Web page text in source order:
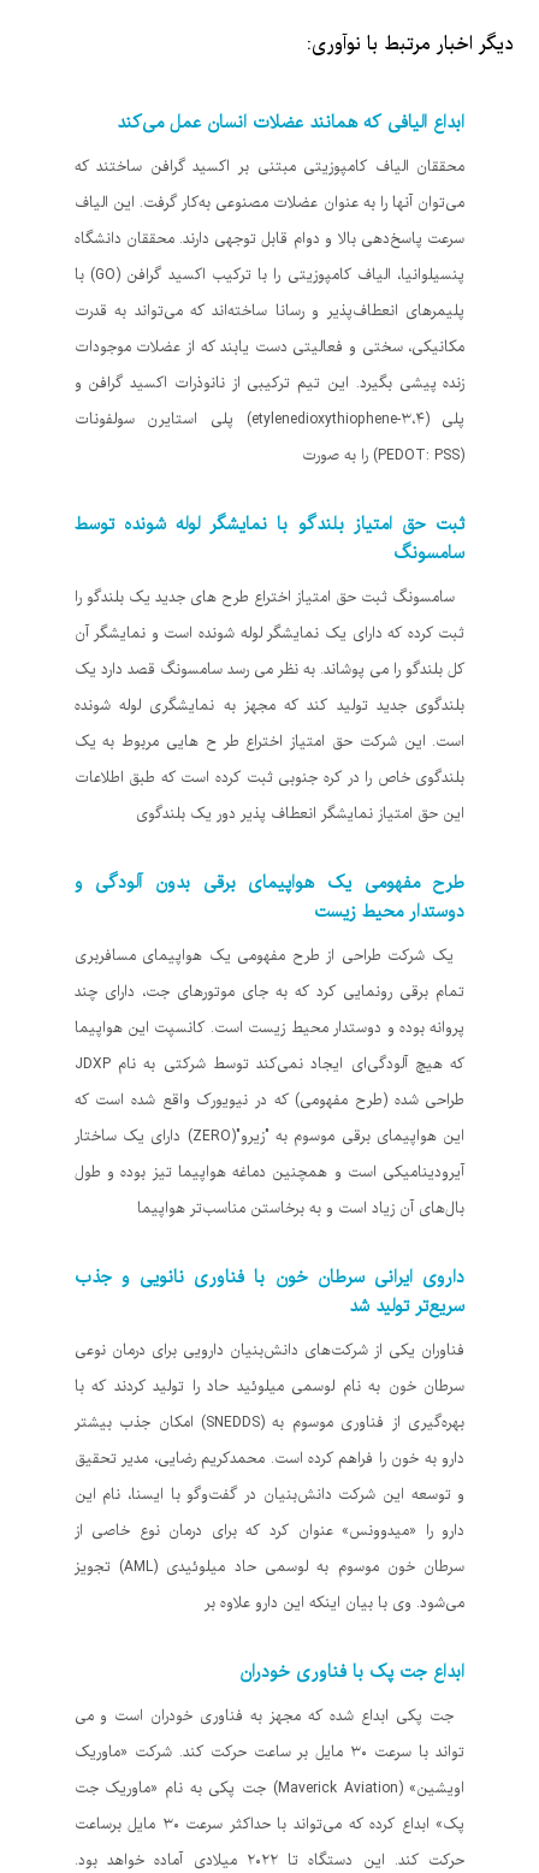
دیگر اخبار مرتبط با نوآوری:
ابداع الیافی که همانند عضلات انسان عمل می‌کند
محققان الیاف کامپوزیتی مبتنی بر اکسید گرافن ساختند که
می‌توان آنها را به عنوان عضلات مصنوعی به‌کار گرفت. این الیاف
سرعت پاسخ‌دهی بالا و دوام قابل توجهی دارند. محققان دانشگاه
پنسیلوانیا، الیاف کامپوزیتی را با ترکیب اکسید گرافن (GO) با
پلیمرهای انعطاف‌پذیر و رسانا ساخته‌اند که می‌تواند به قدرت
مکانیکی، سختی و فعالیتی دست یابند که از عضلات موجودات
زنده پیشی بگیرد. این تیم ترکیبی از نانوذرات اکسید گرافن و
پلی (۳،۴-etylenedioxythiophene) پلی استایرن سولفونات
(PEDOT: PSS) را به صورت
ثبت حق امتیاز بلندگو با نمایشگر لوله شونده توسط
سامسونگ
سامسونگ ثبت حق امتیاز اختراع طرح های جدید یک بلندگو را
ثبت کرده که دارای یک نمایشگر لوله شونده است و نمایشگر آن
کل بلندگو را می پوشاند. به نظر می رسد سامسونگ قصد دارد یک
بلندگوی جدید تولید کند که مجهز به نمایشگری لوله شونده
است. این شرکت حق امتیاز اختراع طر ح هایی مربوط به یک
بلندگوی خاص را در کره جنوبی ثبت کرده است که طبق اطلاعات
این حق امتیاز نمایشگر انعطاف پذیر دور یک بلندگوی
طرح مفهومی یک هواپیمای برقی بدون آلودگی و
دوستدار محیط زیست
یک شرکت طراحی از طرح مفهومی یک هواپیمای مسافربری
تمام برقی رونمایی کرد که به جای موتورهای جت، دارای چند
پروانه بوده و دوستدار محیط زیست است. کانسپت این هواپیما
که هیچ آلودگی‌ای ایجاد نمی‌کند توسط شرکتی به نام JDXP
طراحی شده (طرح مفهومی) که در نیویورک واقع شده است که
این هواپیمای برقی موسوم به "زیرو"(ZERO) دارای یک ساختار
آیرودینامیکی است و همچنین دماغه هواپیما تیز بوده و طول
بال‌های آن زیاد است و به برخاستن مناسب‌تر هواپیما
داروی ایرانی سرطان خون با فناوری نانویی و جذب
سریع‌تر تولید شد
فناوران یکی از شرکت‌های دانش‌بنیان دارویی برای درمان نوعی
سرطان خون به نام لوسمی میلوئید حاد را تولید کردند که با
بهره‌گیری از فناوری موسوم به (SNEDDS) امکان جذب بیشتر
دارو به خون را فراهم کرده است. محمدکریم رضایی، مدیر تحقیق
و توسعه این شرکت دانش‌بنیان در گفت‌وگو با ایسنا، نام این
دارو را «میدوونس» عنوان کرد که برای درمان نوع خاصی از
سرطان خون موسوم به لوسمی حاد میلوئیدی (AML) تجویز
می‌شود. وی با بیان اینکه این دارو علاوه بر
ابداع جت پک با فناوری خودران
جت پکی ابداع شده که مجهز به فناوری خودران است و می
تواند با سرعت ۳۰ مایل بر ساعت حرکت کند. شرکت «ماوریک
اویشین» (Maverick Aviation) جت پکی به نام «ماوریک جت
پک» ابداع کرده که می‌تواند با حداکثر سرعت ۳۰ مایل برساعت
حرکت کند. این دستگاه تا ۲۰۲۲ میلادی آماده خواهد بود.